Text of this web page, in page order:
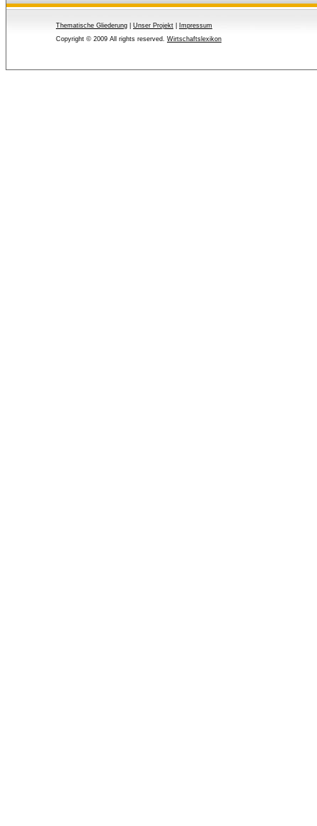
Thematische Gliederung Unser Projekt
Impressum
Copyright © 2009 All rights reserved. Wirtschaftslexikon